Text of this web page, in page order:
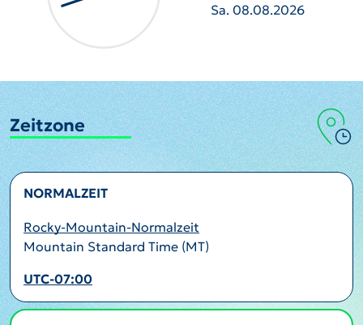
Sa. 08.08.2026
Zeitzone
NORMALZEIT
Rocky-Mountain-Normalzeit
Mountain Standard Time (MT)
UTC-07:00